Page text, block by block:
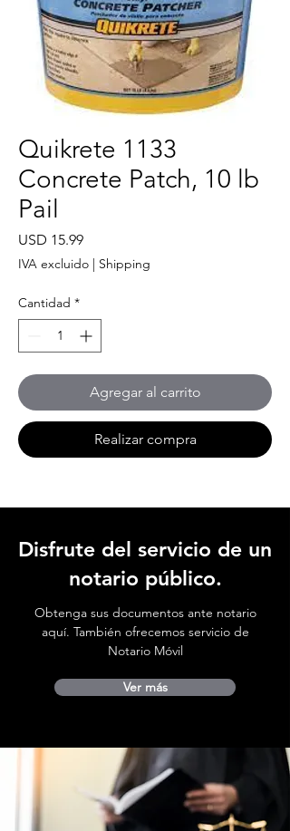
Quikrete 1133
Concrete Patch, 10 lb
Pail
USD 15.99Precio
IVA excluido | Shipping
Cantidad *
Agregar al carrito
Realizar compra
Disfrute del servicio de un
notario público.
Obtenga sus documentos ante notario
aquí. También ofrecemos servicio de
Notario Móvil
Ver más